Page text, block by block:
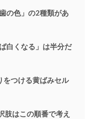
の色」の2種類があ
白くなる」は半分だ
をつける黄ばみセル
肢はこの順番で考え